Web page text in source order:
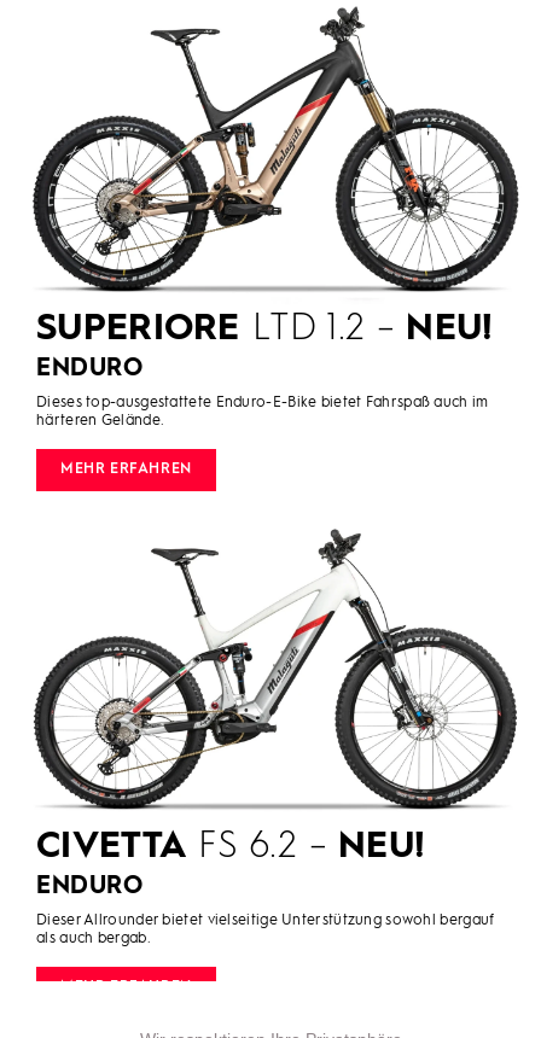
SUPERIORE LTD 1.2 – NEU!
ENDURO
Dieses top-ausgestattete Enduro-E-Bike bietet Fahrspaß auch im
härteren Gelände.
MEHR ERFAHREN
CIVETTA FS 6.2 – NEU!
ENDURO
Dieser Allrounder bietet vielseitige Unterstützung sowohl bergauf
als auch bergab.